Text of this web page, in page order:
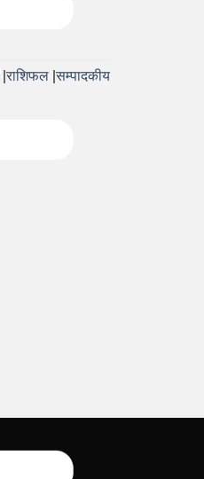
राशिफल सम्पादकीय